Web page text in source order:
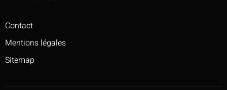
Contact
Mentions légales
Sitemap